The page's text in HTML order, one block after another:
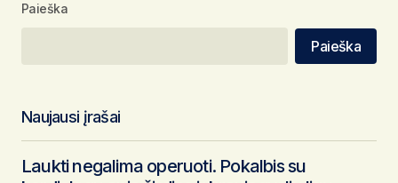
Paieška
Paieška
Naujausi įrašai
Laukti negalima operuoti. Pokalbis su